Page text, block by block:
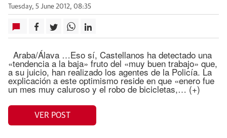
Tuesday, 5 June 2012, 08:35
Araba/Álava …Eso sí, Castellanos ha detectado una
«tendencia a la baja» fruto del «muy buen trabajo» que,
a su juicio, han realizado los agentes de la Policía. La
explicación a este optimismo reside en que «enero fue
un mes muy caluroso y el robo de bicicletas,… (+)
VER POST